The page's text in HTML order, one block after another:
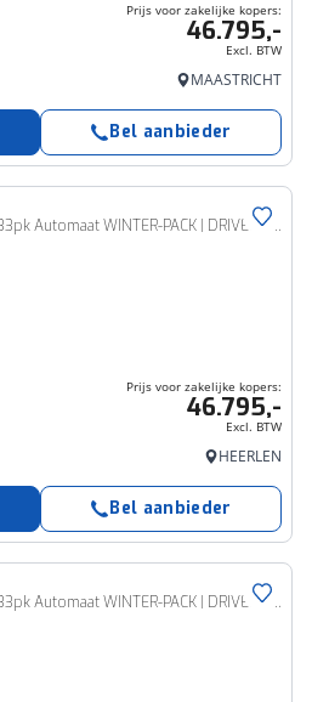
Prijs voor zakelijke kopers:
46.795,-
Excl. BTW
MAASTRICHT
Bel aanbieder
320 Limited L2H1 2.5 PHEV 233pk Automaat WINTER-PACK | DRIVER ASSISTANCE PACK | 17''LM | CAMERA
Prijs voor zakelijke kopers:
46.795,-
Excl. BTW
HEERLEN
Bel aanbieder
320 Limited L2H1 2.5 PHEV 233pk Automaat WINTER-PACK | DRIVER ASSISTANCE PACK | 17''LM | CAMERA